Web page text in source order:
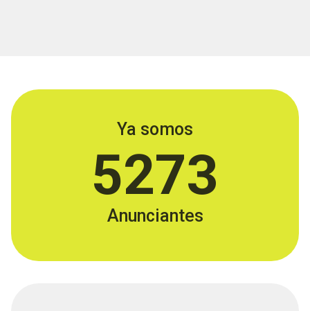
Ya somos
5273
Anunciantes